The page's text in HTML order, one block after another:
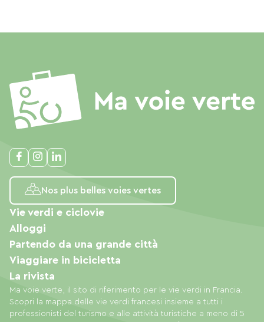
Nos plus belles voies vertes
Ma voie verte, il sito di riferimento per le vie verdi in Francia.
Scopri la mappa delle vie verdi francesi insieme a tutti i
professionisti del turismo e alle attività turistiche a meno di 5
Vie verdi e ciclovie
Alloggi
Partendo da una grande città
Viaggiare in bicicletta
La rivista